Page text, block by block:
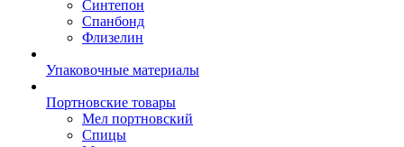
Синтепон
Спанбонд
Флизелин
Упаковочные материалы
Портновские товары
Мел портновский
Спицы